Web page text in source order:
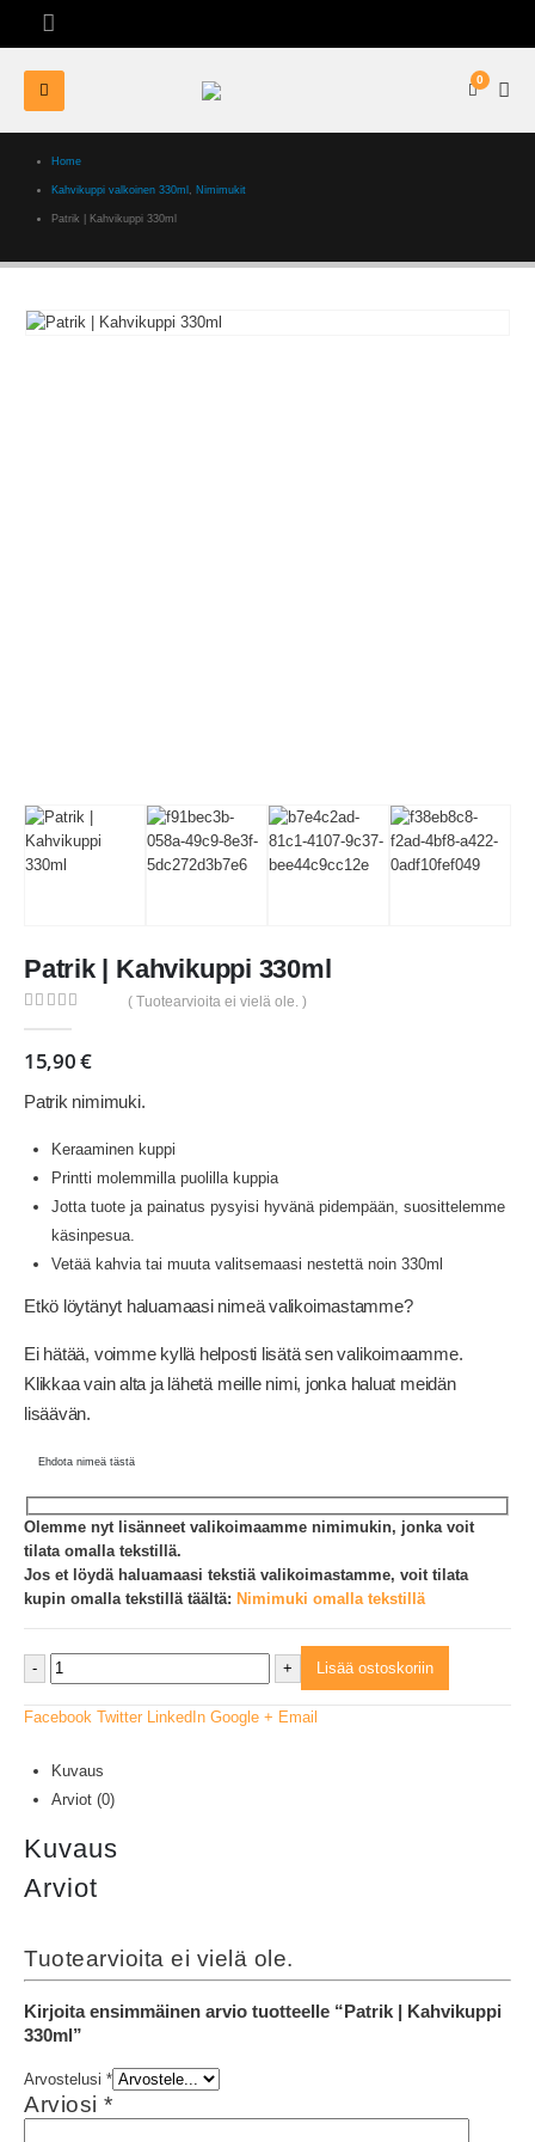
0
Home
Kahvikuppi valkoinen 330ml , Nimimukit
Patrik | Kahvikuppi 330ml
Patrik | Kahvikuppi 330ml
( Tuotearvioita ei vielä ole. )
15,90€
Patrik nimimuki.
Keraaminen kuppi
Printti molemmilla puolilla kuppia
Jotta tuote ja painatus pysyisi hyvänä pidempään, suosittelemme
käsinpesua.
Vetää kahvia tai muuta valitsemaasi nestettä noin 330ml
Etkö löytänyt haluamaasi nimeä valikoimastamme?
Ei hätää, voimme kyllä helposti lisätä sen valikoimaamme.
Klikkaa vain alta ja lähetä meille nimi, jonka haluat meidän
lisäävän.
Ehdota nimeä tästä
Olemme nyt lisänneet valikoimaamme nimimukin, jonka voit
tilata omalla tekstillä.
Jos et löydä haluamaasi tekstiä valikoimastamme, voit tilata
kupin omalla tekstillä täältä: Nimimuki omalla tekstillä
- + Lisää ostoskoriin
Facebook Twitter LinkedIn Google + Email
Kuvaus
Arviot (0)
Kuvaus
Arviot
Tuotearvioita ei vielä ole.
Kirjoita ensimmäinen arvio tuotteelle “Patrik | Kahvikuppi
330ml”
Arvostelusi *
Arviosi *